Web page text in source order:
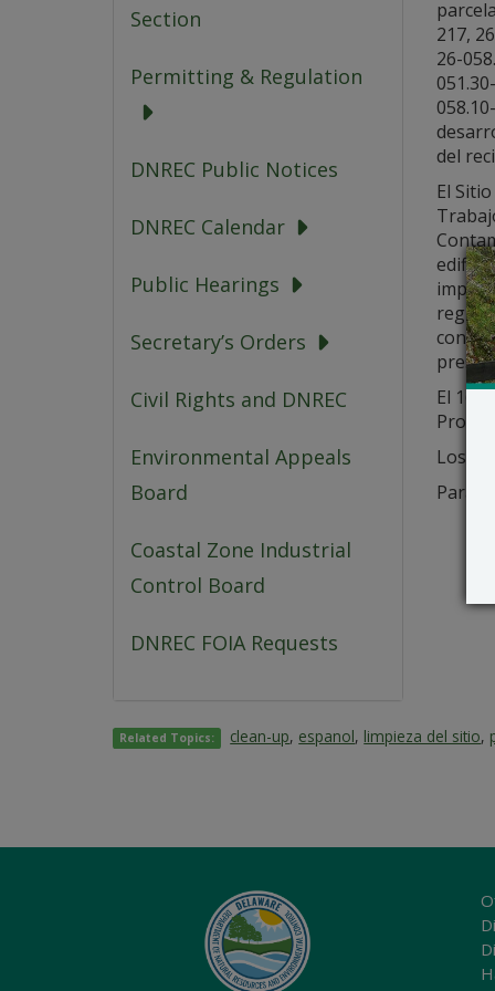
Section
Permitting & Regulation
DNREC Public Notices
DNREC Calendar
Public Hearings
Secretary’s Orders
Civil Rights and DNREC
Environmental Appeals
Board
Coastal Zone Industrial
Control Board
DNREC FOIA Requests
217,
26-
del
El
con el
El 16
Los
Para
Related Topics: clean-up, espanol, limpieza del sitio,